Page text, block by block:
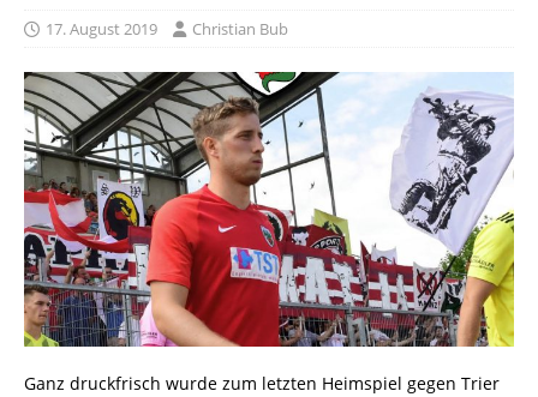
17. August 2019 Christian Bub
Ganz druckfrisch wurde zum letzten Heimspiel gegen Trier